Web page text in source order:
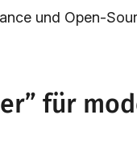
und Open-
für